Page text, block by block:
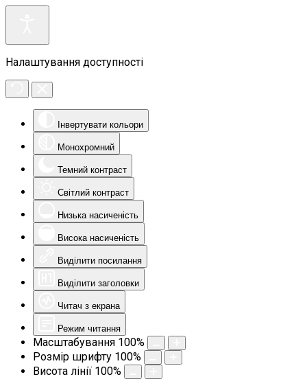
Налаштування доступності
Інвертувати кольори
Монохромний
Темний контраст
Світлий контраст
Низька насиченість
Висока насиченість
Виділити посилання
Виділити заголовки
Читач з екрана
Режим читання
Масштабування 100%
Розмір шрифту 100%
Висота лінії 100%